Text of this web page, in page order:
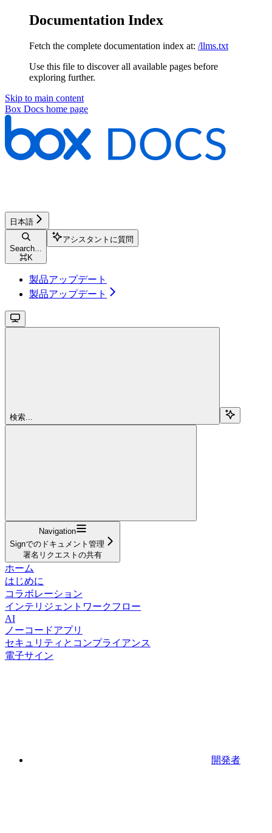
Documentation Index
Fetch the complete documentation index at: /llms.txt
Use this file to discover all available pages before
exploring further.
Skip to main content
Box Docs home page
日本語
Search...
⌘K
アシスタントに質問
製品アップデート
製品アップデート
検索...
Navigation
Signでのドキュメント管理
署名リクエストの共有
ホーム
はじめに
コラボレーション
インテリジェントワークフロー
AI
ノーコードアプリ
セキュリティとコンプライアンス
電子サイン
開発者